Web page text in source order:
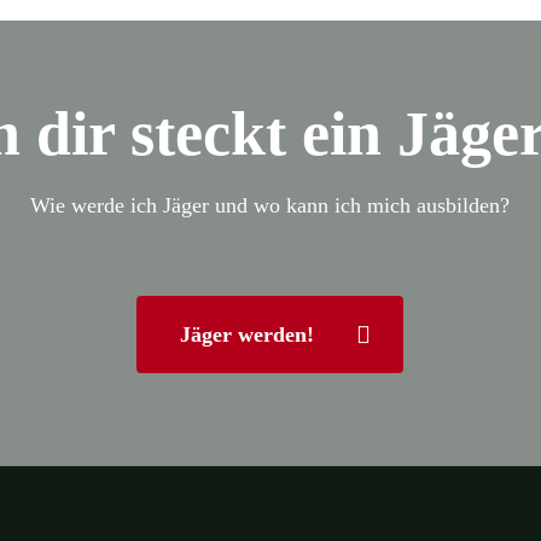
dir steckt ein
Wie werde ich Jäger und wo kann ich mich ausbilden?
Jäger werden!